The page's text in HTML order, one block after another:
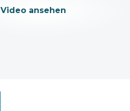
Video ansehen